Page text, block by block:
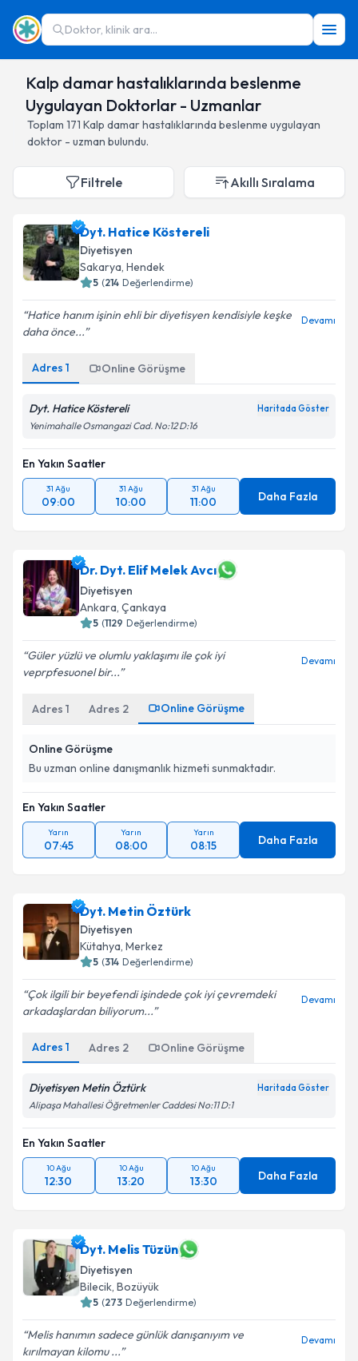
Doktor, klinik ara...
Kalp damar hastalıklarında beslenme
Uygulayan Doktorlar - Uzmanlar
Toplam 171 Kalp damar hastalıklarında beslenme uygulayan
doktor - uzman bulundu.
Filtrele Akıllı Sıralama
Dyt. Hatice Köstereli
Diyetisyen
Sakarya, Hendek
5 (214 Değerlendirme)
Hatice hanım işinin ehli bir diyetisyen kendisiyle keşke
daha önce...
Devamı
Adres 1 Online Görüşme
Dyt. Hatice Köstereli Haritada Göster
Yenimahalle Osmangazi Cad. No:12 D:16
En Yakın Saatler
31 Ağu
09:00
31 Ağu
10:00
31 Ağu
11:00 Daha Fazla
Dr. Dyt. Elif Melek Avcı
Diyetisyen
Ankara, Çankaya
5 (1129 Değerlendirme)
Güler yüzlü ve olumlu yaklaşımı ile çok iyi
veprpfesuonel bir...
Devamı
Adres 1 Adres 2 Online Görüşme
Online Görüşme
Bu uzman online danışmanlık hizmeti sunmaktadır.
En Yakın Saatler
Yarın
07:45
Yarın
08:00
Yarın
08:15 Daha Fazla
Dyt. Metin Öztürk
Diyetisyen
Kütahya, Merkez
5 (314 Değerlendirme)
Çok ilgili bir beyefendi işindede çok iyi çevremdeki
arkadaşlardan biliyorum...
Devamı
Adres 1 Adres 2 Online Görüşme
Diyetisyen Metin Öztürk Haritada Göster
Alipaşa Mahallesi Öğretmenler Caddesi No:11 D:1
En Yakın Saatler
10 Ağu
12:30
10 Ağu
13:20
10 Ağu
13:30 Daha Fazla
Dyt. Melis Tüzün
Diyetisyen
Bilecik, Bozüyük
5 (273 Değerlendirme)
Melis hanımın sadece günlük danışanıyım ve
kırılmayan kilomu ...
Devamı